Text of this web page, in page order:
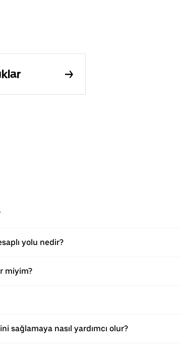
yolu nedir?
miyim?
sağlamaya nasıl yardımcı olur?